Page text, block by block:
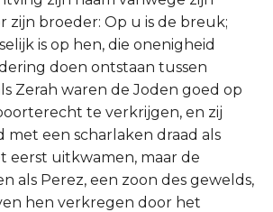
zijn broeder: Op u is de breuk;
is op hen, die onenigheid
doen ontstaan tussen
Zerah waren de Joden goed op
te verkrijgen, en zij
een scharlaken draad als
eerst uitkwamen, maar de
als Perez, een zoon des gewelds,
hen verkregen door het